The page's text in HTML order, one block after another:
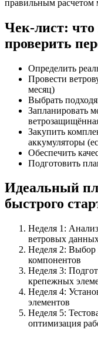
правильным расчетом
Чек-лист: что
проверить
Определить
Провести
месяц)
Выбрать
Запланировать
Закупить
аккумуляторы
Обеспечить
Подготовить
Идеальный
быстрого
Неделя 1:
ветровых
Неделя 2: Выбор
компонентов
Неделя 3:
крепежных
Неделя 4:
элементов
Неделя 5:
оптимизация